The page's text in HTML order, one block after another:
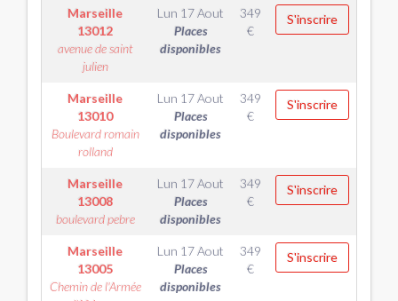
Marseille
13012
avenue de saint
julien
Lun 17 Aout
Places
disponibles
349
€
S'inscrire
Marseille
13010
Boulevard romain
rolland
Lun 17 Aout
Places
disponibles
349
€
S'inscrire
Marseille
13008
boulevard pebre
Lun 17 Aout
Places
disponibles
349
€
S'inscrire
Marseille
13005
Chemin de l'Armée
Lun 17 Aout
Places
disponibles
349
€
S'inscrire